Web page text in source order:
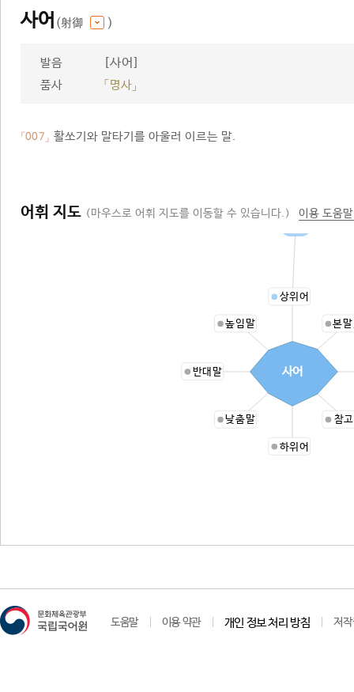
사어 (射御 )
발음 [사어]
품사 「명사」
「007」 활쏘기와 말타기를 아울러 이르는 말.
어휘 지도 (마우스로 어휘 지도를 이동할 수 있습니다.) 이용 도움
상위어
본
참
하위어
낮춤말
반대말
높임말
사어
도움말 이용 약관 개인 정보 처리 방침 저